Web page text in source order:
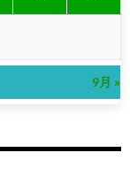
9月 »